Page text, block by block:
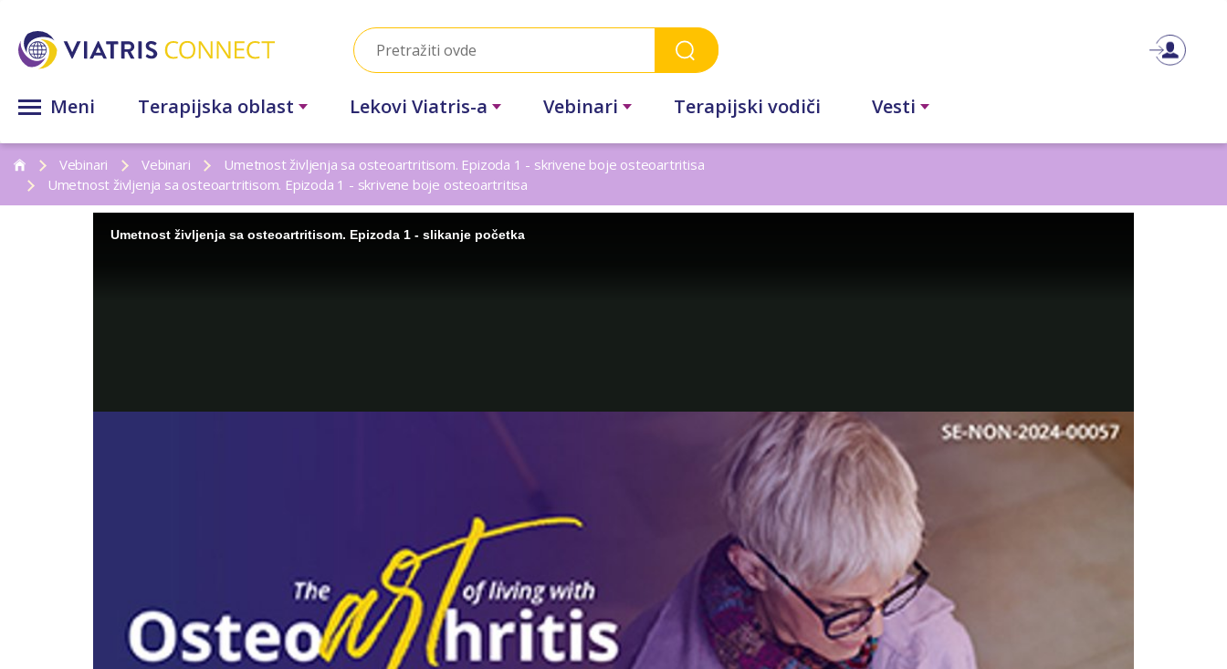
Meni Terapijska oblast Lekovi Viatris-a Vebinari Terapijski vodiči Vesti
Vebinari Vebinari
Umetnost življenja sa osteoartritisom. Epizoda 1 - skrivene boje osteoartritisa
Umetnost življenja sa osteoartritisom. Epizoda 1 - skrivene boje osteoartritisa
Umetnost življenja sa osteoartritisom. Epizoda 1 - slikanje početka